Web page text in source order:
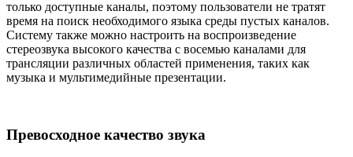
только доступные каналы, поэтому пользователи не тратят
время на поиск необходимого языка среды пустых каналов.
Систему также можно настроить на воспроизведение
стереозвука высокого качества с восемью каналами для
трансляции различных областей применения, таких как
музыка и мультимедийные презентации.
Превосходное качество звука